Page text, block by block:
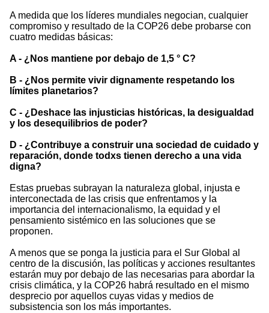
A medida que los líderes mundiales negocian, cualquier
compromiso y resultado de la COP26 debe probarse con
cuatro medidas básicas:
A - ¿Nos mantiene por debajo de 1,5 ° C?
B - ¿Nos permite vivir dignamente respetando los
límites planetarios?
C - ¿Deshace las injusticias históricas, la desigualdad
y los desequilibrios de poder?
D - ¿Contribuye a construir una sociedad de cuidado y
reparación, donde todxs tienen derecho a una vida
digna?
Estas pruebas subrayan la naturaleza global, injusta e
interconectada de las crisis que enfrentamos y la
importancia del internacionalismo, la equidad y el
pensamiento sistémico en las soluciones que se
proponen.
A menos que se ponga la justicia para el Sur Global al
centro de la discusión, las políticas y acciones resultantes
estarán muy por debajo de las necesarias para abordar la
crisis climática, y la COP26 habrá resultado en el mismo
desprecio por aquellos cuyas vidas y medios de
subsistencia son los más importantes.